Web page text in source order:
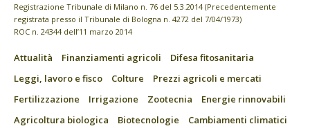
Registrazione Tribunale di Milano n. 76 del 5.3.2014 (Precedentemente
registrata presso il Tribunale di Bologna n. 4272 del 7/04/1973)
ROC n. 24344 dell’11 marzo 2014
Attualità Finanziamenti agricoli
Difesa fitosanitaria
Leggi, lavoro e fisco
Colture
Prezzi agricoli e mercati
Fertilizzazione
Irrigazione Zootecnia
Energie rinnovabili
Agricoltura biologica
Biotecnologie
Cambiamenti climatici